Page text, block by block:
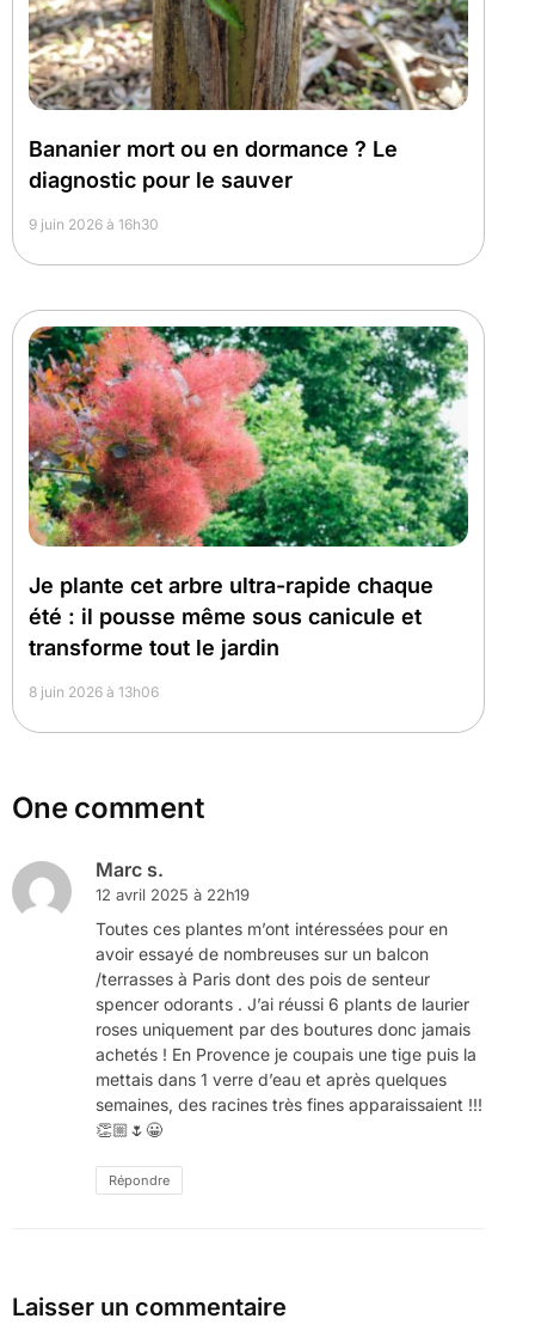
Bananier mort ou en dormance ? Le
diagnostic pour le sauver
9 juin 2026 à 16h30
Je plante cet arbre ultra-rapide chaque
été : il pousse même sous canicule et
transforme tout le jardin
8 juin 2026 à 13h06
One comment
Marc s.
12 avril 2025 à 22h19
Toutes ces plantes m’ont intéressées pour en
avoir essayé de nombreuses sur un balcon
/terrasses à Paris dont des pois de senteur
spencer odorants . J’ai réussi 6 plants de laurier
roses uniquement par des boutures donc jamais
achetés ! En Provence je coupais une tige puis la
mettais dans 1 verre d’eau et après quelques
semaines, des racines très fines apparaissaient !!!
👏🏼🌷😀
Répondre
Laisser un commentaire